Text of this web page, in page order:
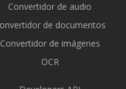
Convertidor de audio
de documentos
Convertidor de imágenes
OCR